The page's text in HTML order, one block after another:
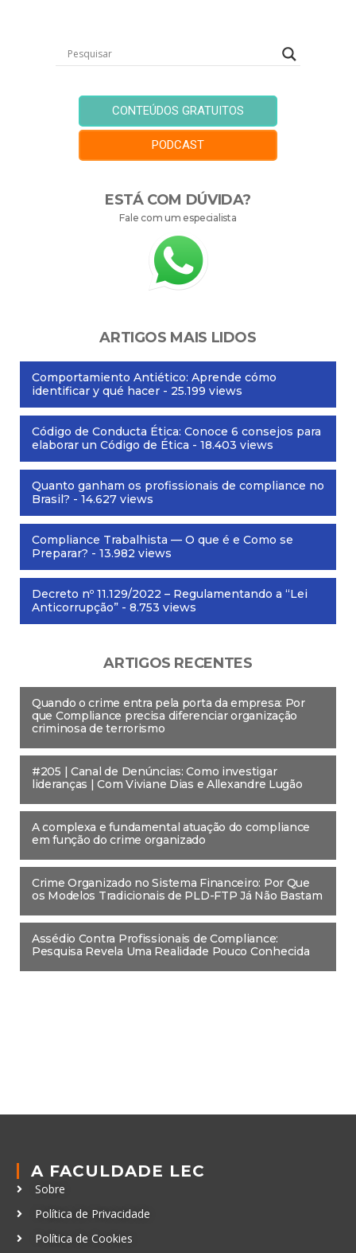
CONTEÚDOS GRATUITOS
PODCAST
ESTÁ COM DÚVIDA?
Fale com um especialista
ARTIGOS MAIS LIDOS
Comportamiento Antiético: Aprende cómo
identificar y qué hacer - 25.199 views
Código de Conducta Ética: Conoce 6 consejos para
elaborar un Código de Ética - 18.403 views
Quanto ganham os profissionais de compliance no
Brasil? - 14.627 views
Compliance Trabalhista — O que é e Como se
Preparar? - 13.982 views
Decreto nº 11.129/2022 – Regulamentando a “Lei
Anticorrupção” - 8.753 views
ARTIGOS RECENTES
Quando o crime entra pela porta da empresa: Por
que Compliance precisa diferenciar organização
criminosa de terrorismo
#205 | Canal de Denúncias: Como investigar
lideranças | Com Viviane Dias e Allexandre Lugão
A complexa e fundamental atuação do compliance
em função do crime organizado
Crime Organizado no Sistema Financeiro: Por Que
os Modelos Tradicionais de PLD-FTP Já Não Bastam
Assédio Contra Profissionais de Compliance:
Pesquisa Revela Uma Realidade Pouco Conhecida
A FACULDADE LEC
Sobre
Política de Privacidade
Política de Cookies